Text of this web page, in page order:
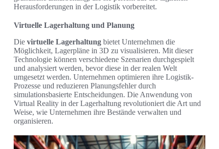
Herausforderungen in der Logistik vorbereitet.
Virtuelle Lagerhaltung und Planung
Die virtuelle Lagerhaltung bietet Unternehmen die
Möglichkeit, Lagerpläne in 3D zu visualisieren. Mit dieser
Technologie können verschiedene Szenarien durchgespielt
und analysiert werden, bevor diese in der realen Welt
umgesetzt werden. Unternehmen optimieren ihre Logistik-
Prozesse und reduzieren Planungsfehler durch
simulationsbasierte Entscheidungen. Die Anwendung von
Virtual Reality in der Lagerhaltung revolutioniert die Art und
Weise, wie Unternehmen ihre Bestände verwalten und
organisieren.